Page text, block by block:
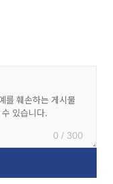
0 / 300